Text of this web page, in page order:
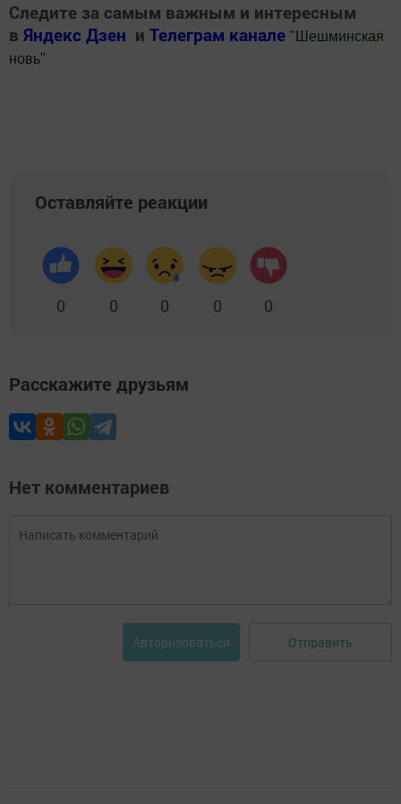
Следите за самым важным и интересным
в Яндекс Дзен и Телеграм канале " Шешминская
новь"
Оставляйте реакции
0 0 0 0 0
Расскажите друзьям
Нет комментариев
Авторизоваться Отправить